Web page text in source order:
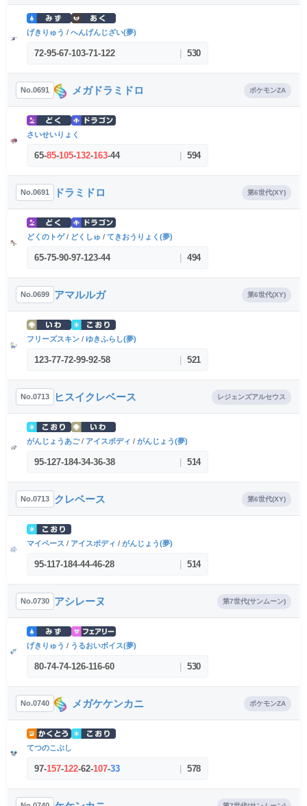
げきりゅう / へんげんじざい(夢)
72-95-67-103-71-122 530
No.0691 メガドラミドロ ポケモンZA
さいせいりょく
65-85-105-132-163-44 594
No.0691 ドラミドロ 第6世代(XY)
どくのトゲ/ どくしゅ / てきおうりょく(夢)
65-75-90-97-123-44 494
No.0699 アマルルガ 第6世代(XY)
フリーズスキン / ゆきふらし(夢)
123-77-72-99-92-58 521
No.0713 ヒスイクレベース レジェンズアルセウス
がんじょうあご/ アイスボディ / がんじょう(夢)
95-127-184-34-36-38 514
No.0713 クレベース 第6世代(XY)
マイペース / アイスボディ / がんじょう(夢)
95-117-184-44-46-28 514
No.0730 アシレーヌ 第7世代(サンムーン)
げきりゅう / うるおいボイス(夢)
80-74-74-126-116-60 530
No.0740 メガケケンカニ ポケモンZA
てつのこぶし
97-157-122-62-107-33 578